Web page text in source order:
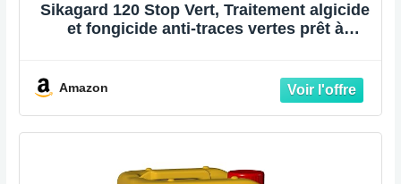
Sikagard 120 Stop Vert, Traitement algicide
et fongicide anti-traces vertes prêt à
Amazon